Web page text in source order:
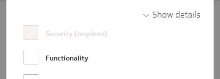
Show details
Security (required)
Functionality